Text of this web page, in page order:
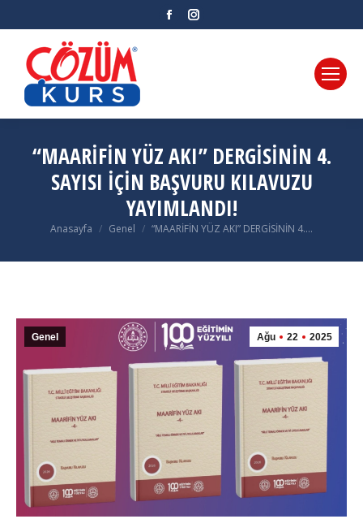
Facebook
“MAARİFİN YÜZ AKI” DERGİSİNİN 4.
SAYISI İÇİN BAŞVURU KILAVUZU
YAYIMLANDI!
You are here:
Anasayfa Genel “MAARİFİN YÜZ AKI” DERGİSİNİN 4.…
Ağu 22 2025
Genel